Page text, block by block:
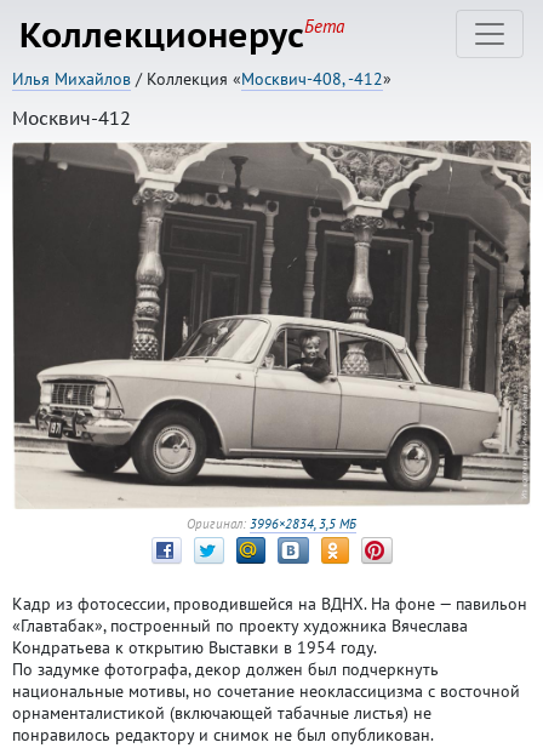
КоллекционерусБета
Илья Михайлов / Коллекция «Москвич-408, -412»
Москвич-412
Оригинал: 3996×2834, 3,5 МБ
Кадр из фотосессии, проводившейся на ВДНХ. На фоне — павильон
«Главтабак», построенный по проекту художника Вячеслава
Кондратьева к открытию Выставки в 1954 году.
По задумке фотографа, декор должен был подчеркнуть
национальные мотивы, но сочетание неоклассицизма с восточной
орнаменталистикой (включающей табачные листья) не
понравилось редактору и снимок не был опубликован.